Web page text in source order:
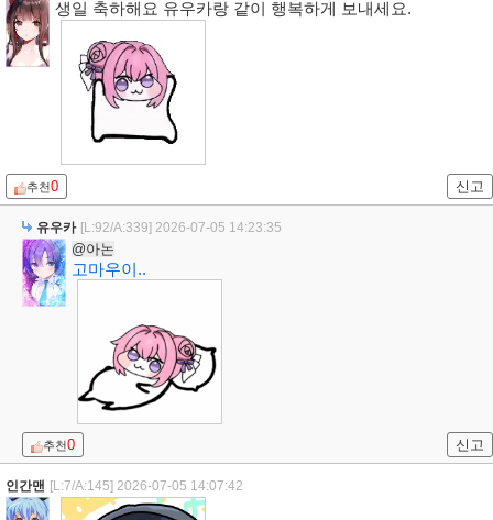
생일 축하해요 유우카랑 같이 행복하게 보내세요.
추천0 신고
유우카 [L:92/A:339] 2026-07-05 14:23:35
@아논
고마우이..
추천0 신고
인간맨 [L:7/A:145] 2026-07-05 14:07:42